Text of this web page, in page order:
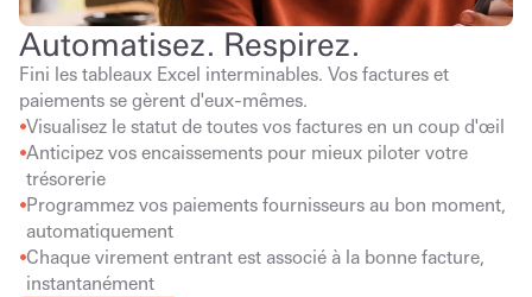
Automatisez. Respirez.
Fini les tableaux Excel interminables. Vos factures et
paiements se gèrent d'eux-mêmes.
Visualisez le statut de toutes vos factures en un coup d'œil
Anticipez vos encaissements pour mieux piloter votre
trésorerie
Programmez vos paiements fournisseurs au bon moment,
automatiquement
Chaque virement entrant est associé à la bonne facture,
instantanément